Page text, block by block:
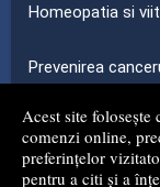
Acest site folosește
comenzi online,
preferințelor
pentru a citi și a
Homeopatia si
Prevenirea
...toate știrile